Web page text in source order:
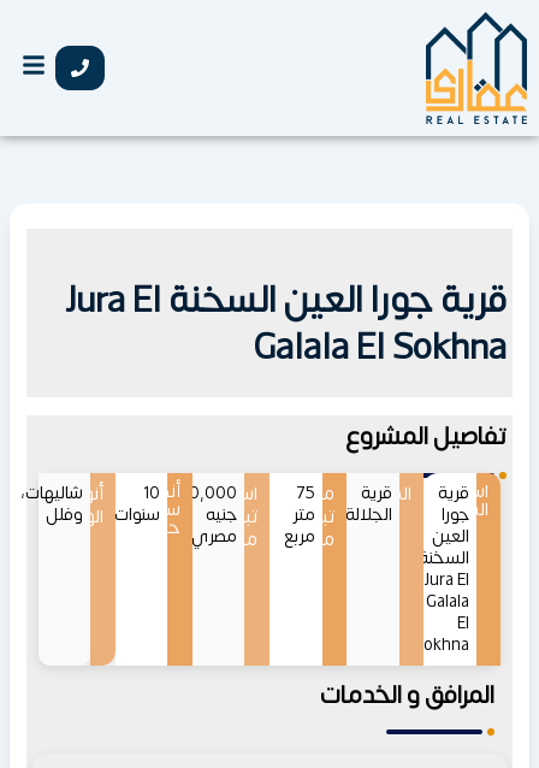
تخطي
إلى
قرية جورا العين السخنة Jura El
Galala El Sokhna
تفاصيل المشروع
اسم
المشروع
قرية
جورا
العين
السخنة
Jura El
Galala
El
Sokhna
الموقع
قرية
الجلالة
مساحات
تبدأ
من
75
متر
مربع
اسعار
تبدأ
من
6,500,000
جنيه
مصري
أنظمة
سداد
حتى
10
سنوات
أنواع
الوحدات
شاليهات،
وفلل
المرافق و الخدمات